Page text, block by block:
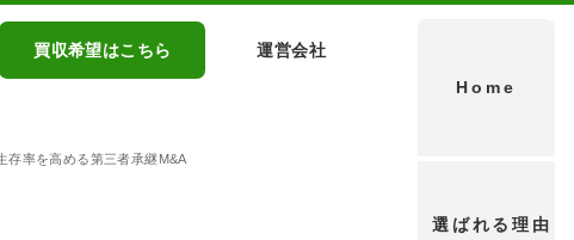
買収希望はこちら
運営会社
Home
選ばれる理由
存率を高める第三者承継M&A